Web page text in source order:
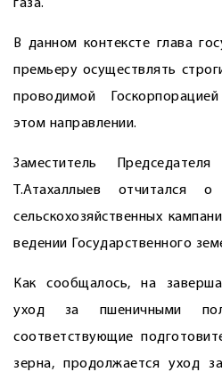
газа.
В данном контексте глава
премьеру осуществлять
проводимой
этом направлении.
Заместитель
Т.Атахаллыев отчитался
сельскохозяйственных
ведении Государственного
Как сообщалось, на
уход за пшеничными
соответствующие
зерна, продолжается уход